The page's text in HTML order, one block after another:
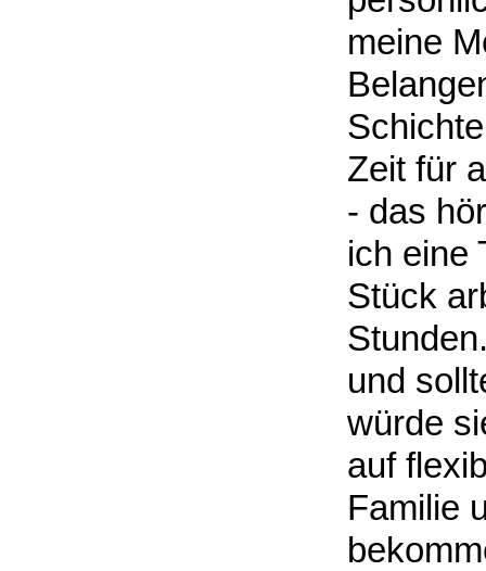
meine
Zeit für
- das
ich eine
Stück
und
würde
auf
Familie